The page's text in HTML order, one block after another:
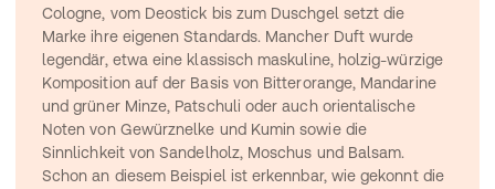
Cologne, vom Deostick bis zum Duschgel setzt die
Marke ihre eigenen Standards. Mancher Duft wurde
legendär, etwa eine klassisch maskuline, holzig-würzige
Komposition auf der Basis von Bitterorange, Mandarine
und grüner Minze, Patschuli oder auch orientalische
Noten von Gewürznelke und Kumin sowie die
Sinnlichkeit von Sandelholz, Moschus und Balsam.
Schon an diesem Beispiel ist erkennbar, wie gekonnt die